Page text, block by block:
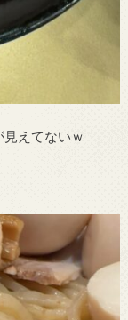
えてないｗ